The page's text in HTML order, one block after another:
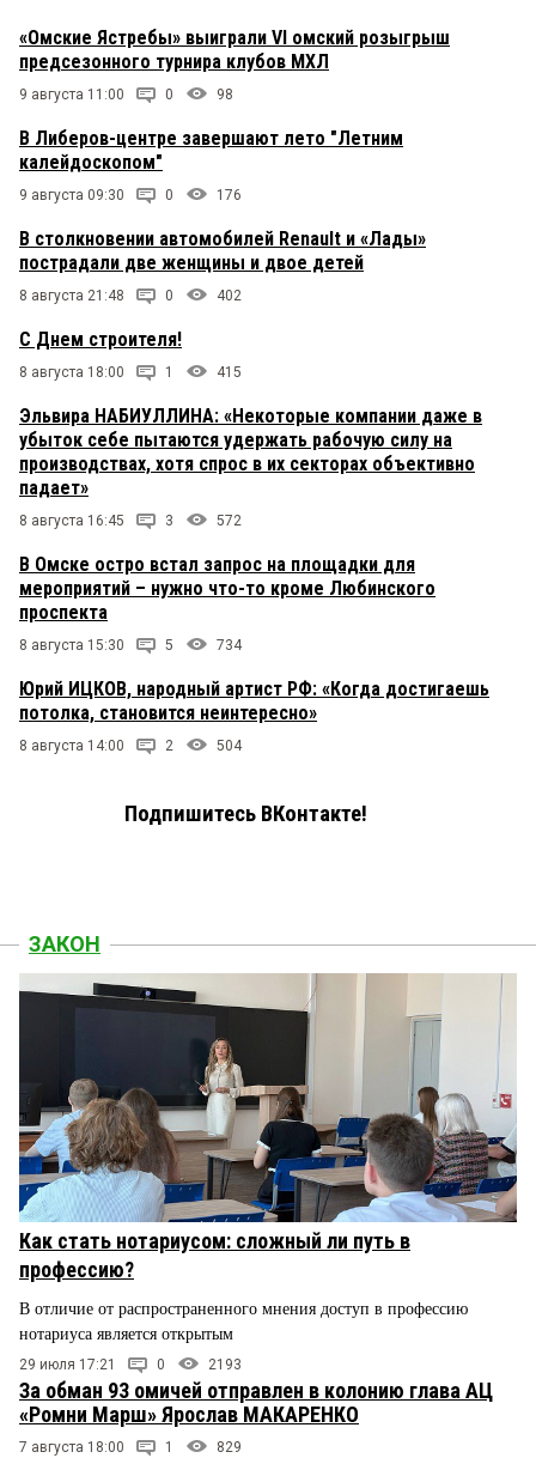
«Омские Ястребы» выиграли VI омский розыгрыш
предсезонного турнира клубов МХЛ
9 августа 11:00 0 98
В Либеров-центре завершают лето "Летним
калейдоскопом"
9 августа 09:30 0 176
В столкновении автомобилей Renault и «Лады»
пострадали две женщины и двое детей
8 августа 21:48 0 402
С Днем строителя!
8 августа 18:00 1 415
Эльвира НАБИУЛЛИНА: «Некоторые компании даже в
убыток себе пытаются удержать рабочую силу на
производствах, хотя спрос в их секторах объективно
падает»
8 августа 16:45 3 572
В Омске остро встал запрос на площадки для
мероприятий – нужно что-то кроме Любинского
проспекта
8 августа 15:30 5 734
Юрий ИЦКОВ, народный артист РФ: «Когда достигаешь
потолка, становится неинтересно»
8 августа 14:00 2 504
Подпишитесь ВКонтакте!
ЗАКОН
Как стать нотариусом: сложный ли путь в
профессию?
В отличие от распространенного мнения доступ в профессию
нотариуса является открытым
29 июля 17:21 0 2193
За обман 93 омичей отправлен в колонию глава АЦ
«Ромни Марш» Ярослав МАКАРЕНКО
7 августа 18:00 1 829